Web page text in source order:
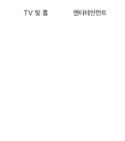
TV 및 홈 엔터테인먼트